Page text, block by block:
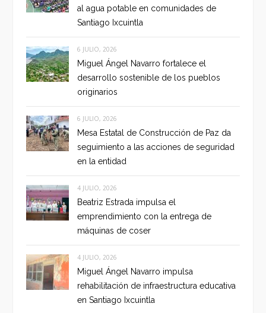
al agua potable en comunidades de
Santiago Ixcuintla
6 JULIO, 2026
Miguel Ángel Navarro fortalece el
desarrollo sostenible de los pueblos
originarios
6 JULIO, 2026
Mesa Estatal de Construcción de Paz da
seguimiento a las acciones de seguridad
en la entidad
4 JULIO, 2026
Beatriz Estrada impulsa el
emprendimiento con la entrega de
máquinas de coser
4 JULIO, 2026
Miguel Ángel Navarro impulsa
rehabilitación de infraestructura educativa
en Santiago Ixcuintla